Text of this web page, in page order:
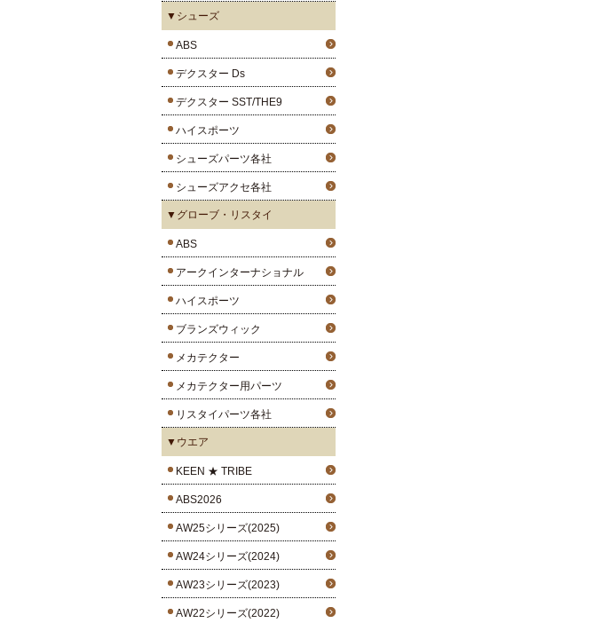
▼シューズ
ABS
デクスター Ds
デクスター SST/THE9
ハイスポーツ
シューズパーツ各社
シューズアクセ各社
▼グローブ・リスタイ
ABS
アークインターナショナル
ハイスポーツ
ブランズウィック
メカテクター
メカテクター用パーツ
リスタイパーツ各社
▼ウエア
KEEN ★ TRIBE
ABS2026
AW25シリーズ(2025)
AW24シリーズ(2024)
AW23シリーズ(2023)
AW22シリーズ(2022)